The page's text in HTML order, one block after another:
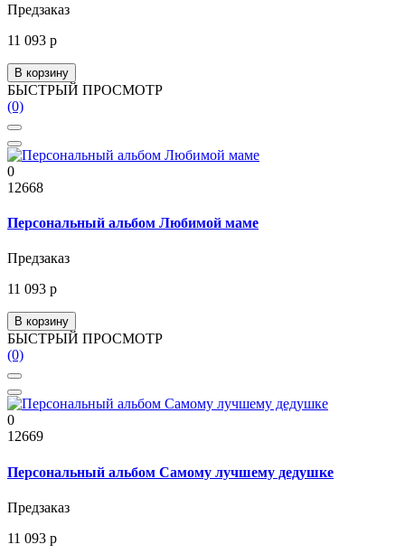
Предзаказ
11 093 р
В корзину
БЫСТРЫЙ ПРОСМОТР
(0)
0
12668
Персональный альбом Любимой маме
Предзаказ
11 093 р
В корзину
БЫСТРЫЙ ПРОСМОТР
(0)
0
12669
Персональный альбом Самому лучшему дедушке
Предзаказ
11 093 р